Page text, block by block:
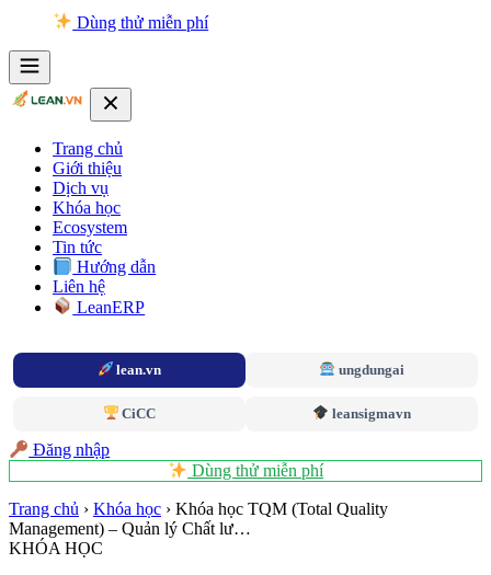
Dùng thử miễn phí
Trang chủ
Giới thiệu
Dịch vụ
Khóa học
Ecosystem
Tin tức
Hướng dẫn
Liên hệ
LeanERP
lean.vn ungdungai
CiCC leansigmavn
Đăng nhập
Dùng thử miễn phí
Trang chủ › Khóa học › Khóa học TQM (Total Quality
Management) – Quản lý Chất lư…
KHÓA HỌC